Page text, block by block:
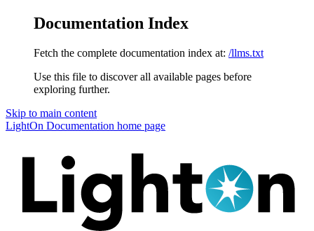
Documentation Index
Fetch the complete documentation index at: /llms.txt
Use this file to discover all available pages before
exploring further.
Skip to main content
LightOn Documentation home page